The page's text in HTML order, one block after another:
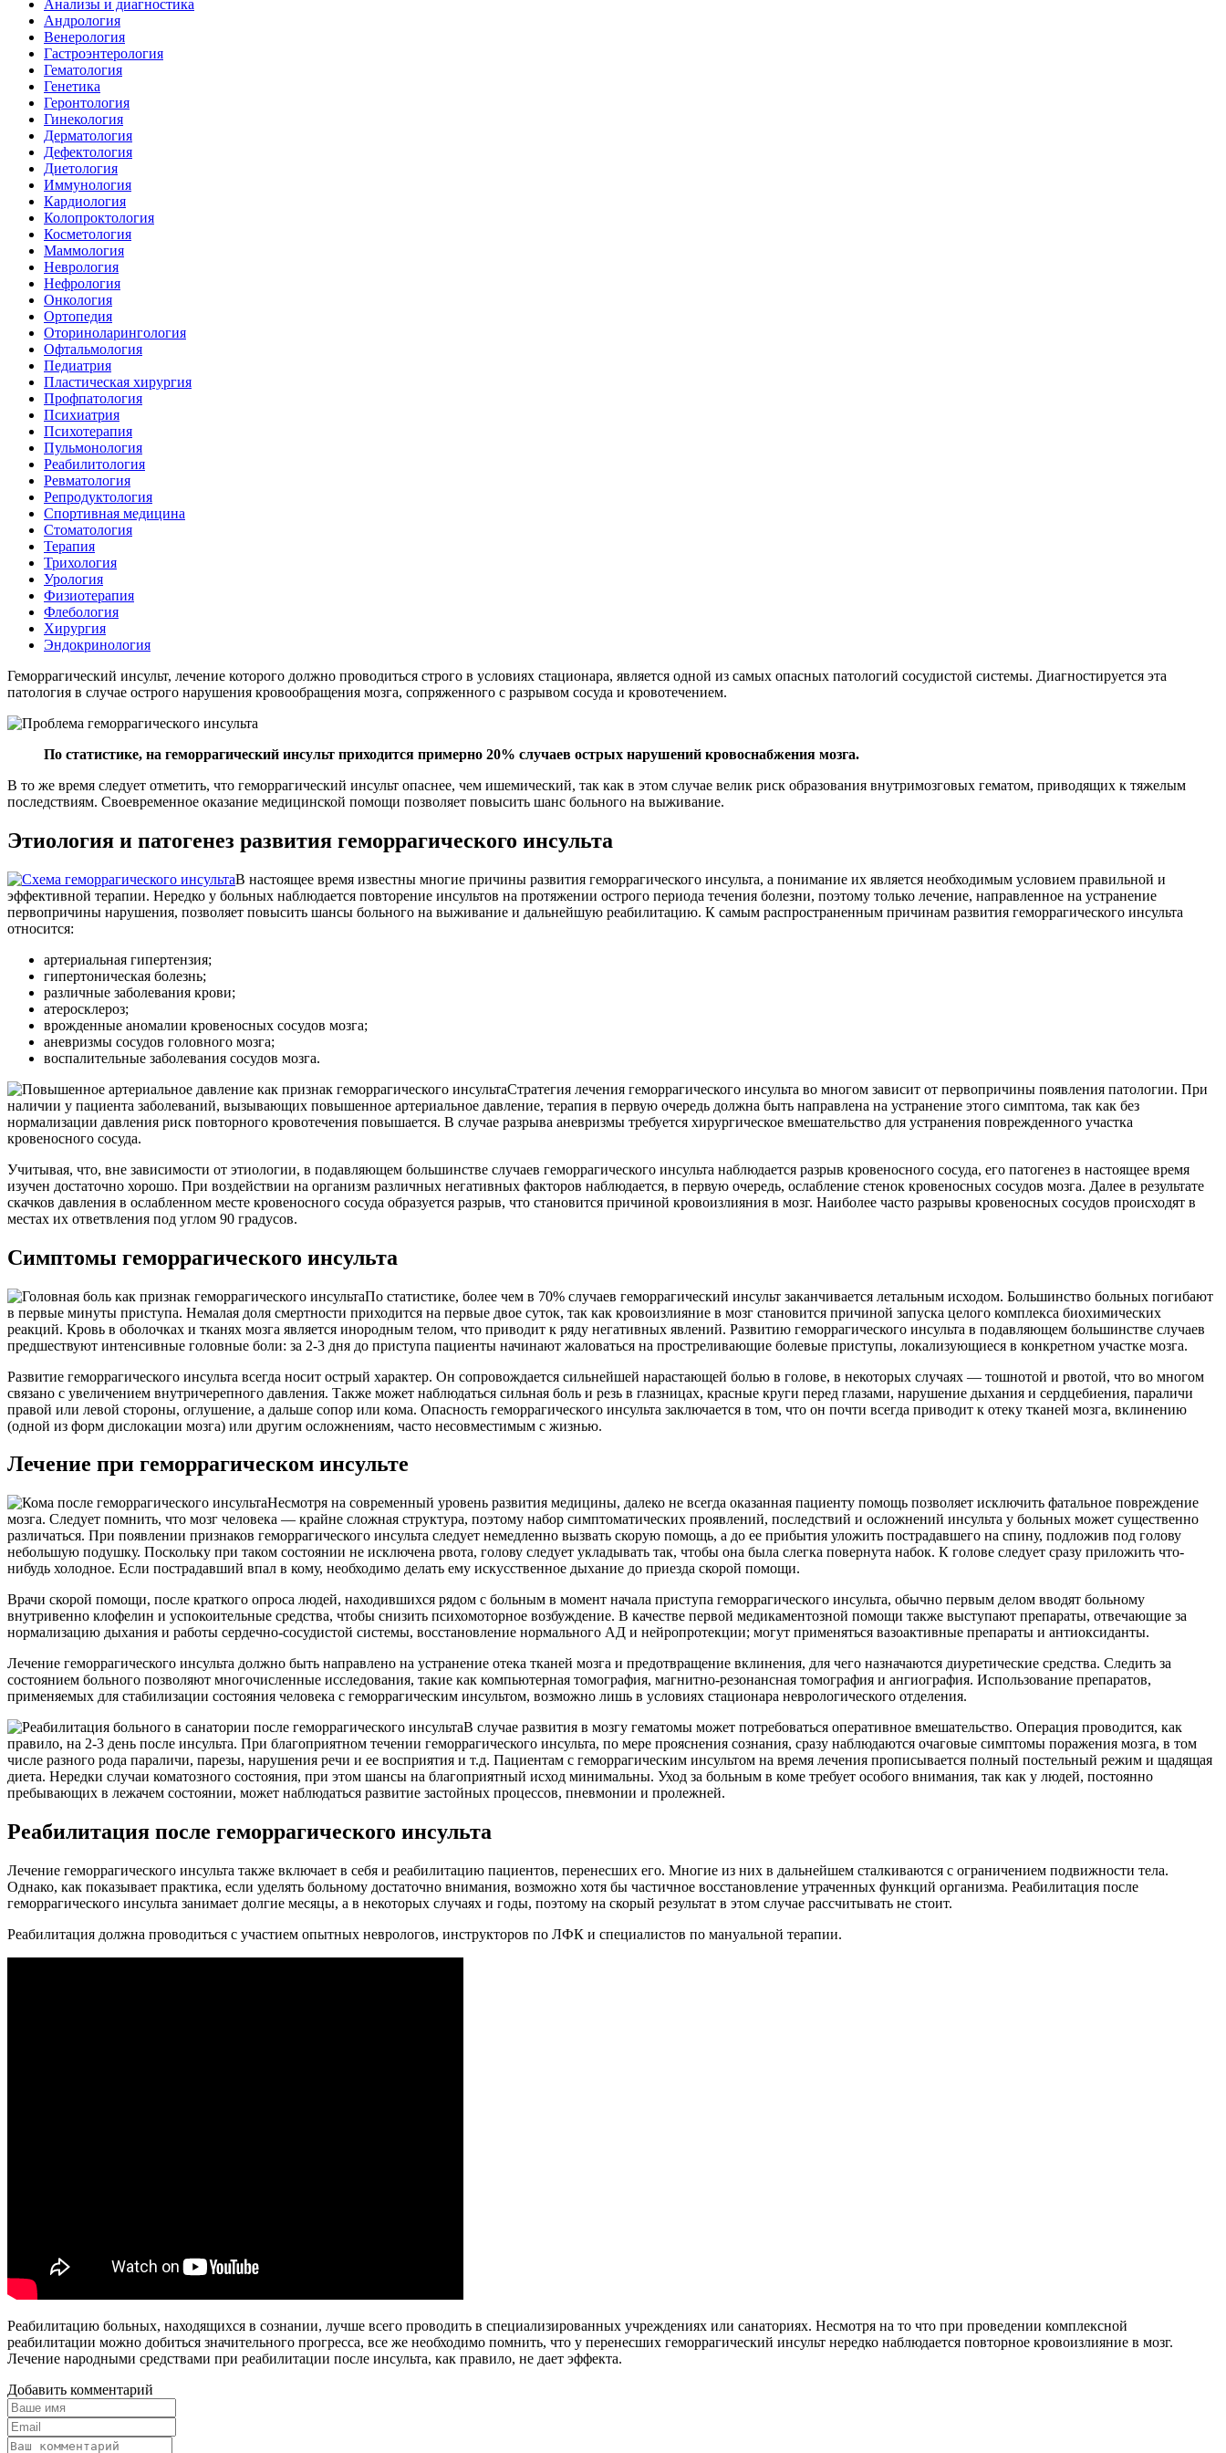
Анализы и диагностика
Андрология
Венерология
Гастроэнтерология
Гематология
Генетика
Геронтология
Гинекология
Дерматология
Дефектология
Диетология
Иммунология
Кардиология
Колопроктология
Косметология
Маммология
Неврология
Нефрология
Онкология
Ортопедия
Оториноларингология
Офтальмология
Педиатрия
Пластическая хирургия
Профпатология
Психиатрия
Психотерапия
Пульмонология
Реабилитология
Ревматология
Репродуктология
Спортивная медицина
Стоматология
Терапия
Трихология
Урология
Физиотерапия
Флебология
Хирургия
Эндокринология
Геморрагический инсульт, лечение которого должно проводиться строго в условиях стационара, является одной из самых опасных патологий сосудистой системы. Диагностируется эта
патология в случае острого нарушения кровообращения мозга, сопряженного с разрывом сосуда и кровотечением.
По статистике, на геморрагический инсульт приходится примерно 20% случаев острых нарушений кровоснабжения мозга.
В то же время следует отметить, что геморрагический инсульт опаснее, чем ишемический, так как в этом случае велик риск образования внутримозговых гематом, приводящих к тяжелым
последствиям. Своевременное оказание медицинской помощи позволяет повысить шанс больного на выживание.
Этиология и патогенез развития геморрагического инсульта
В настоящее время известны многие причины развития геморрагического инсульта, а понимание их является необходимым условием правильной и
эффективной терапии. Нередко у больных наблюдается повторение инсультов на протяжении острого периода течения болезни, поэтому только лечение, направленное на устранение
первопричины нарушения, позволяет повысить шансы больного на выживание и дальнейшую реабилитацию. К самым распространенным причинам развития геморрагического инсульта
относится:
артериальная гипертензия;
гипертоническая болезнь;
различные заболевания крови;
атеросклероз;
врожденные аномалии кровеносных сосудов мозга;
аневризмы сосудов головного мозга;
воспалительные заболевания сосудов мозга.
Стратегия лечения геморрагического инсульта во многом зависит от первопричины появления патологии. При
наличии у пациента заболеваний, вызывающих повышенное артериальное давление, терапия в первую очередь должна быть направлена на устранение этого симптома, так как без
нормализации давления риск повторного кровотечения повышается. В случае разрыва аневризмы требуется хирургическое вмешательство для устранения поврежденного участка
кровеносного сосуда.
Учитывая, что, вне зависимости от этиологии, в подавляющем большинстве случаев геморрагического инсульта наблюдается разрыв кровеносного сосуда, его патогенез в настоящее время
изучен достаточно хорошо. При воздействии на организм различных негативных факторов наблюдается, в первую очередь, ослабление стенок кровеносных сосудов мозга. Далее в результате
скачков давления в ослабленном месте кровеносного сосуда образуется разрыв, что становится причиной кровоизлияния в мозг. Наиболее часто разрывы кровеносных сосудов происходят в
местах их ответвления под углом 90 градусов.
Симптомы геморрагического инсульта
По статистике, более чем в 70% случаев геморрагический инсульт заканчивается летальным исходом. Большинство больных погибают
в первые минуты приступа. Немалая доля смертности приходится на первые двое суток, так как кровоизлияние в мозг становится причиной запуска целого комплекса биохимических
реакций. Кровь в оболочках и тканях мозга является инородным телом, что приводит к ряду негативных явлений. Развитию геморрагического инсульта в подавляющем большинстве случаев
предшествуют интенсивные головные боли: за 2-3 дня до приступа пациенты начинают жаловаться на простреливающие болевые приступы, локализующиеся в конкретном участке мозга.
Развитие геморрагического инсульта всегда носит острый характер. Он сопровождается сильнейшей нарастающей болью в голове, в некоторых случаях — тошнотой и рвотой, что во многом
связано с увеличением внутричерепного давления. Также может наблюдаться сильная боль и резь в глазницах, красные круги перед глазами, нарушение дыхания и сердцебиения, параличи
правой или левой стороны, оглушение, а дальше сопор или кома. Опасность геморрагического инсульта заключается в том, что он почти всегда приводит к отеку тканей мозга, вклинению
(одной из форм дислокации мозга) или другим осложнениям, часто несовместимым с жизнью.
Лечение при геморрагическом инсульте
Несмотря на современный уровень развития медицины, далеко не всегда оказанная пациенту помощь позволяет исключить фатальное повреждение
мозга. Следует помнить, что мозг человека — крайне сложная структура, поэтому набор симптоматических проявлений, последствий и осложнений инсульта у больных может существенно
различаться. При появлении признаков геморрагического инсульта следует немедленно вызвать скорую помощь, а до ее прибытия уложить пострадавшего на спину, подложив под голову
небольшую подушку. Поскольку при таком состоянии не исключена рвота, голову следует укладывать так, чтобы она была слегка повернута набок. К голове следует сразу приложить что-
нибудь холодное. Если пострадавший впал в кому, необходимо делать ему искусственное дыхание до приезда скорой помощи.
Врачи скорой помощи, после краткого опроса людей, находившихся рядом с больным в момент начала приступа геморрагического инсульта, обычно первым делом вводят больному
внутривенно клофелин и успокоительные средства, чтобы снизить психомоторное возбуждение. В качестве первой медикаментозной помощи также выступают препараты, отвечающие за
нормализацию дыхания и работы сердечно-сосудистой системы, восстановление нормального АД и нейропротекции; могут применяться вазоактивные препараты и антиоксиданты.
Лечение геморрагического инсульта должно быть направлено на устранение отека тканей мозга и предотвращение вклинения, для чего назначаются диуретические средства. Следить за
состоянием больного позволяют многочисленные исследования, такие как компьютерная томография, магнитно-резонансная томография и ангиография. Использование препаратов,
применяемых для стабилизации состояния человека с геморрагическим инсультом, возможно лишь в условиях стационара неврологического отделения.
В случае развития в мозгу гематомы может потребоваться оперативное вмешательство. Операция проводится, как
правило, на 2-3 день после инсульта. При благоприятном течении геморрагического инсульта, по мере прояснения сознания, сразу наблюдаются очаговые симптомы поражения мозга, в том
числе разного рода параличи, парезы, нарушения речи и ее восприятия и т.д. Пациентам с геморрагическим инсультом на время лечения прописывается полный постельный режим и щадящая
диета. Нередки случаи коматозного состояния, при этом шансы на благоприятный исход минимальны. Уход за больным в коме требует особого внимания, так как у людей, постоянно
пребывающих в лежачем состоянии, может наблюдаться развитие застойных процессов, пневмонии и пролежней.
Реабилитация после геморрагического инсульта
Лечение геморрагического инсульта также включает в себя и реабилитацию пациентов, перенесших его. Многие из них в дальнейшем сталкиваются с ограничением подвижности тела.
Однако, как показывает практика, если уделять больному достаточно внимания, возможно хотя бы частичное восстановление утраченных функций организма. Реабилитация после
геморрагического инсульта занимает долгие месяцы, а в некоторых случаях и годы, поэтому на скорый результат в этом случае рассчитывать не стоит.
Реабилитация должна проводиться с участием опытных неврологов, инструкторов по ЛФК и специалистов по мануальной терапии.
Реабилитацию больных, находящихся в сознании, лучше всего проводить в специализированных учреждениях или санаториях. Несмотря на то что при проведении комплексной
реабилитации можно добиться значительного прогресса, все же необходимо помнить, что у перенесших геморрагический инсульт нередко наблюдается повторное кровоизлияние в мозг.
Лечение народными средствами при реабилитации после инсульта, как правило, не дает эффекта.
Добавить комментарий